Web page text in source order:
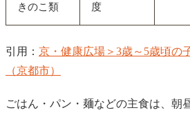
きのこ類
度
引用： 京・健康広場＞3歳～5歳頃の
（京都市）
ごはん・パン・麺などの主食は、朝